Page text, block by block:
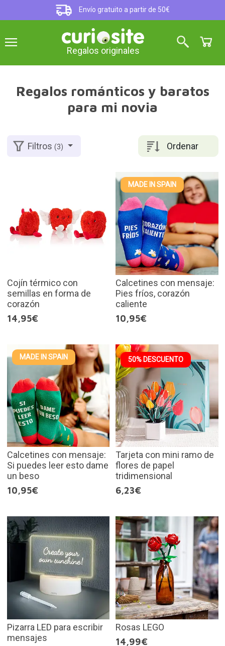
Envío gratuito a partir de 50€
Regalos originales
Regalos románticos y baratos
para mi novia
Ordenar
Filtros(3)
Cojín térmico con
semillas en forma de
corazón
14,95€
MADE IN SPAIN
Calcetines con mensaje:
Pies fríos, corazón
caliente
10,95€
MADE IN SPAIN
Calcetines con mensaje:
Si puedes leer esto dame
un beso
10,95€
50% DESCUENTO
Tarjeta con mini ramo de
flores de papel
tridimensional
6,23€
Pizarra LED para escribir
mensajes
Rosas LEGO
14,99€